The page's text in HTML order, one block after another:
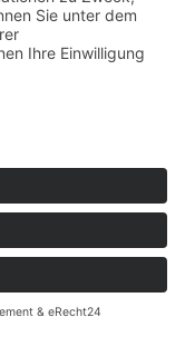
Ihnen
(z.B.
werden
1 lit. f
andere